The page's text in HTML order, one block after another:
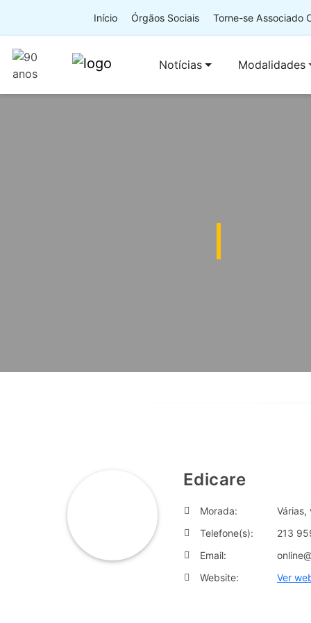
Início Órgãos Sociais Torne-se Associado
Notícias Modalidades
Edicare
Morada:
Várias,
Telefone(s):
213
Email:
Website:
Ver